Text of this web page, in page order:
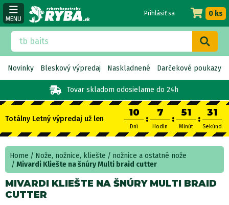
MENU
Tovar skladom odosielame do 24h
Prihlásiť sa 0 ks
Novinky Bleskový výpredaj Naskladnené Darčekové poukazy
Totálny Letný výpredaj už len
10
Dní
:
7
Hodín
:
51
Minút
:
30
Sekúnd
Home Nože, nožnice, kliešte
nožnice a ostatné nože
Mivardi Kliešte na šnúry Multi braid cutter
MIVARDI KLIEŠTE NA ŠNÚRY MULTI BRAID
CUTTER